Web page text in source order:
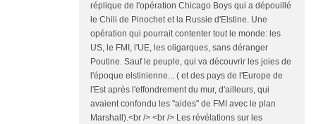
réplique de l'opération Chicago Boys qui a dépouillé
le Chili de Pinochet et la Russie d'Elstine. Une
opération qui pourrait contenter tout le monde: les
US, le FMI, l'UE, les oligarques, sans déranger
Poutine. Sauf le peuple, qui va découvrir les joies de
l'époque elstinienne... ( et des pays de l'Europe de
l'Est après l'effondrement du mur, d'ailleurs, qui
avaient confondu les "aides" de FMI avec le plan
Marshall).<br /> <br /> Les révélations sur les